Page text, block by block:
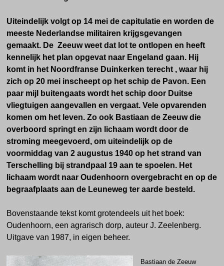
Uiteindelijk volgt op 14 mei de capitulatie en worden de
meeste Nederlandse militairen krijgsgevangen
gemaakt. De Zeeuw weet dat lot te ontlopen en heeft
kennelijk het plan opgevat naar Engeland gaan. Hij
komt in het Noordfranse Duinkerken terecht , waar hij
zich op 20 mei inscheept op het schip de Pavon. Een
paar mijl buitengaats wordt het schip door Duitse
vliegtuigen aangevallen en vergaat. Vele opvarenden
komen om het leven. Zo ook Bastiaan de Zeeuw die
overboord springt en zijn lichaam wordt door de
stroming meegevoerd, om uiteindelijk op de
voormiddag van 2 augustus 1940 op het strand van
Terschelling bij strandpaal 19 aan te spoelen. Het
lichaam wordt naar Oudenhoorn overgebracht en op de
begraafplaats aan de Leuneweg ter aarde besteld.
Bovenstaande tekst komtgrotendeels uit het boek:
Oudenhoorn, een agrarisch dorp, auteur J. Zeelenberg.
Uitgave van 1987, in eigen beheer.
Bastiaan de Zeeuw